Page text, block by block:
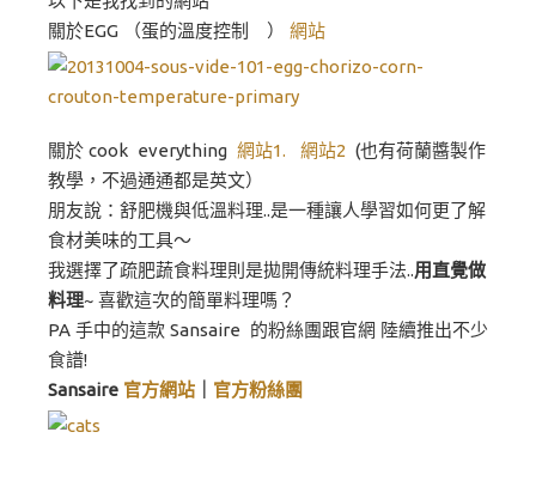
關於EGG （蛋的溫度控制 ） 網站
關於 cook everything 網站1. 網站2 (也有荷蘭醬製作
教學，不過通通都是英文）
朋友說：舒肥機與低溫料理..是一種讓人學習如何更了解
食材美味的工具～
我選擇了疏肥蔬食料理則是拋開傳統料理手法..用直覺做
料理~ 喜歡這次的簡單料理嗎？
PA 手中的這款 Sansaire 的粉絲團跟官網 陸續推出不少
食譜!
Sansaire 官方網站 官方粉絲團